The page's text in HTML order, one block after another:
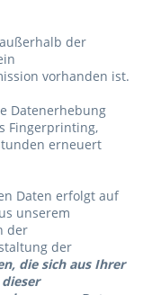
der
vorhanden ist.
Datenerhebung
Fingerprinting,
erneuert
Daten erfolgt auf
unserem
der
der
die sich aus Ihrer